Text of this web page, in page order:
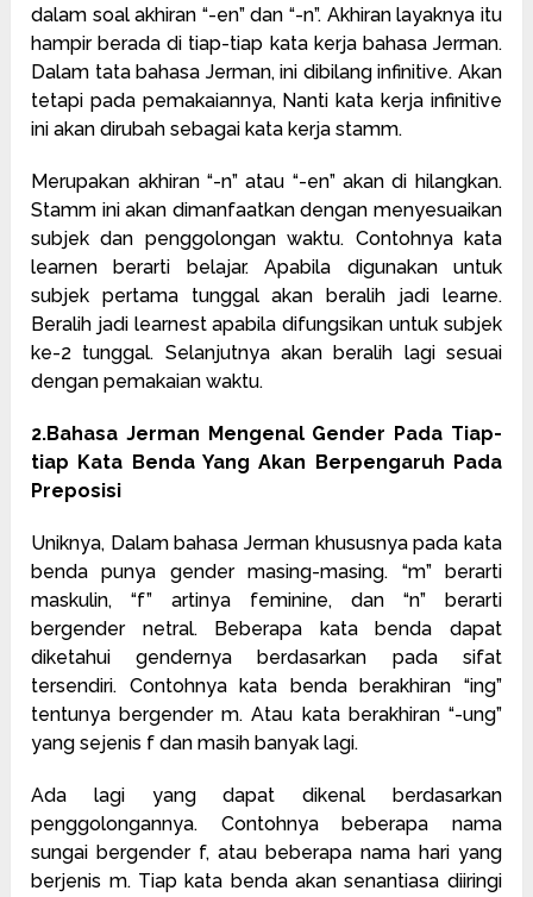
dalam soal akhiran “-en” dan “-n”. Akhiran layaknya itu
hampir berada di tiap-tiap kata kerja bahasa Jerman.
Dalam tata bahasa Jerman, ini dibilang infinitive. Akan
tetapi pada pemakaiannya, Nanti kata kerja infinitive
ini akan dirubah sebagai kata kerja stamm.
Merupakan akhiran “-n” atau “-en” akan di hilangkan.
Stamm ini akan dimanfaatkan dengan menyesuaikan
subjek dan penggolongan waktu. Contohnya kata
learnen berarti belajar. Apabila digunakan untuk
subjek pertama tunggal akan beralih jadi learne.
Beralih jadi learnest apabila difungsikan untuk subjek
ke-2 tunggal. Selanjutnya akan beralih lagi sesuai
dengan pemakaian waktu.
2.Bahasa Jerman Mengenal Gender Pada Tiap-
tiap Kata Benda Yang Akan Berpengaruh Pada
Preposisi
Uniknya, Dalam bahasa Jerman khususnya pada kata
benda punya gender masing-masing. “m” berarti
maskulin, “f” artinya feminine, dan “n” berarti
bergender netral. Beberapa kata benda dapat
diketahui gendernya berdasarkan pada sifat
tersendiri. Contohnya kata benda berakhiran “ing”
tentunya bergender m. Atau kata berakhiran “-ung”
yang sejenis f dan masih banyak lagi.
Ada lagi yang dapat dikenal berdasarkan
penggolongannya. Contohnya beberapa nama
sungai bergender f, atau beberapa nama hari yang
berjenis m. Tiap kata benda akan senantiasa diiringi